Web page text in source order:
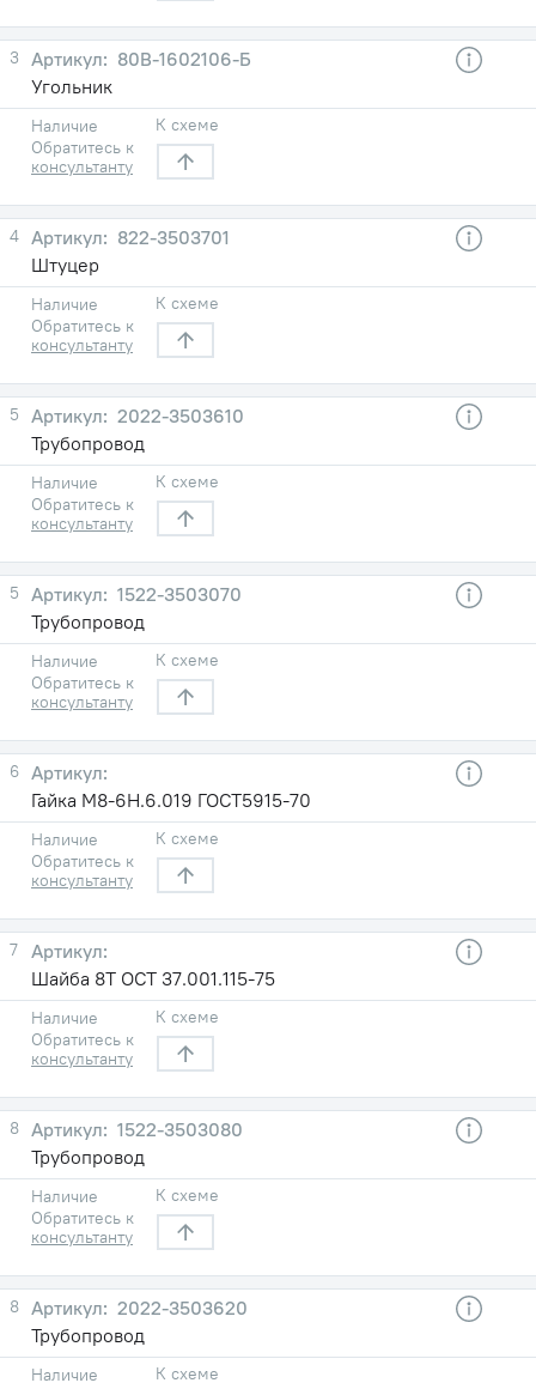
3
80В-1602106-Б
Угольник
Наличие
Обратитесь к
консультанту
К схеме
4
822-3503701
Штуцер
Наличие
Обратитесь к
консультанту
К схеме
5
2022-3503610
Трубопровод
Наличие
Обратитесь к
консультанту
К схеме
5
1522-3503070
Трубопровод
Наличие
Обратитесь к
консультанту
К схеме
6
Гайка М8-6Н.6.019 ГОСТ5915-70
Наличие
Обратитесь к
консультанту
К схеме
7
Шайба 8Т ОСТ 37.001.115-75
Наличие
Обратитесь к
консультанту
К схеме
8
1522-3503080
Трубопровод
Наличие
Обратитесь к
консультанту
К схеме
8
2022-3503620
Трубопровод
Наличие К схеме